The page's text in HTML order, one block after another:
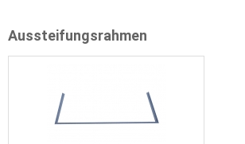
Aussteifungsrahmen